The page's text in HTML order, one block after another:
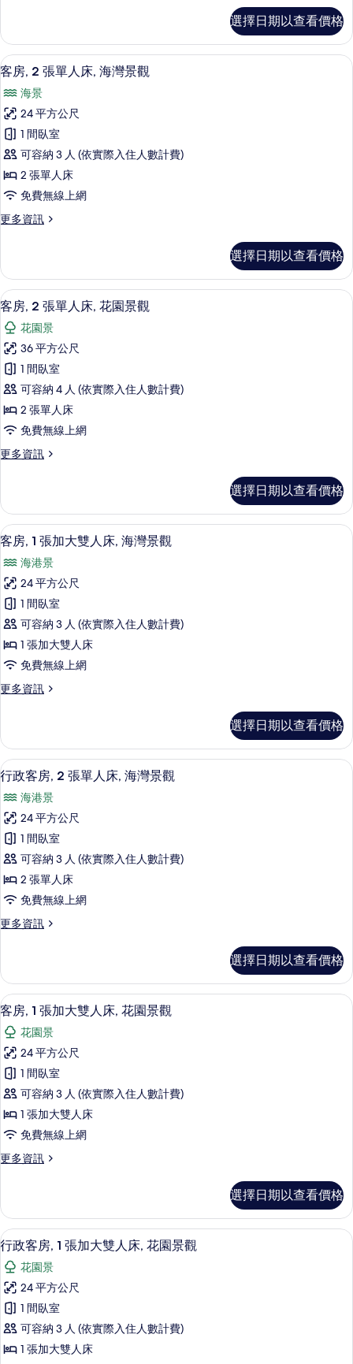
床,
海
灣
景
觀
的
所
有
相
片
1
張
加
雙
人
床,
海
灣
景
觀
的
情
選擇日期以查看價格
顯
示
客
房,
2
張
單
人
床,
灣
景
觀
的
所
有
相
片
客房, 2 張單人床, 海灣景觀 | 高級寢
6
客房, 2 張單人床, 海灣景觀
海景
24 平方公尺
1 間臥室
可容納 3 人 (依實際入住人數計費)
2 張單人床
免費無線上網
更多資訊
更
2
張
單
床,
海
灣
景
觀
的
詳
情
選擇日期以查看價格
顯
示
客
房,
2
張
單
人
床,
園
景
觀
的
所
有
相
片
客房, 2 張單人床, 花園景觀 | 高級寢
7
客房, 2 張單人床, 花園景觀
花園景
36 平方公尺
1 間臥室
可容納 4 人 (依實際入住人數計費)
2 張單人床
免費無線上網
更多資訊
更
2
張
單
床,
花
園
景
觀
的
詳
情
選擇日期以查看價格
顯
示
客
房,
張
加
大
雙
床,
海
灣
景
觀
的
所
有
相
片
高級寢具、迷你吧、客房內保險箱、書
8
客房, 1 張加大雙人床, 海灣景觀
海港景
24 平方公尺
1 間臥室
可容納 3 人 (依實際入住人數計費)
1 張加大雙人床
免費無線上網
更多資訊
更
1
張
加
大
雙
人
床,
海
灣
景
觀
的
情
選擇日期以查看價格
顯
示
行
政
客
房,
2
張
單
床,
海
灣
景
觀
的
所
有
相
片
高級寢具、迷你吧、客房內保險箱、書
9
行政客房, 2 張單人床, 海灣景觀
海港景
24 平方公尺
1 間臥室
可容納 3 人 (依實際入住人數計費)
2 張單人床
免費無線上網
更多資訊
更
客
房,
2
單
人
床,
海
灣
景
觀
的
情
選擇日期以查看價格
顯
示
客
房,
張
加
大
雙
床,
花
園
景
觀
的
所
有
高級寢具、迷你吧、客房內保險箱、書
8
客房, 1 張加大雙人床, 花園景觀
花園景
24 平方公尺
1 間臥室
可容納 3 人 (依實際入住人數計費)
1 張加大雙人床
免費無線上網
更多資訊
更
1
張
加
大
雙
人
床,
花
園
景
觀
選擇日期以查看價格
顯
示
行
政
客
房,
1
高級寢具、迷你吧、客房內保險箱、書
10
行政客房, 1 張加大雙人床, 花園景觀
花園景
24 平方公尺
1 間臥室
可容納 3 人 (依實際入住人數計費)
1 張加大雙人床